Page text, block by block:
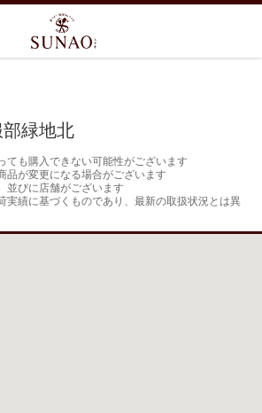
緑地北
ても購入できない可能性がございます
品が変更になる場合がございます
並びに店舗がございます
実績に基づくものであり、最新の取扱状況とは異